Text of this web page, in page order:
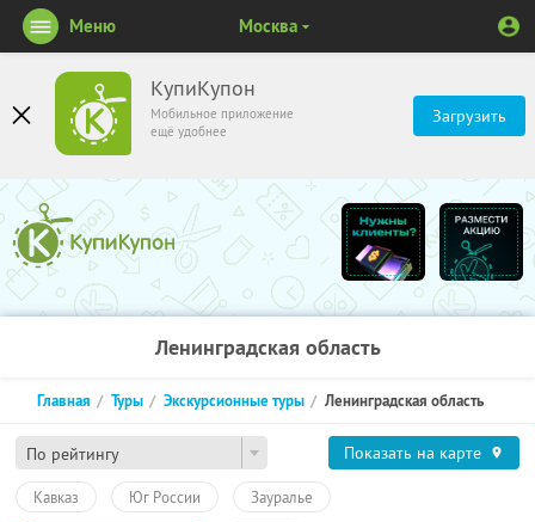
КупиКупон
Мобильное приложение
ещё удобнее
Загрузить
Меню Москва
Ленинградская область
По рейтингу
Главная Туры Экскурсионные туры Ленинградская область
Показать на карте
Кавказ Юг России Зауралье